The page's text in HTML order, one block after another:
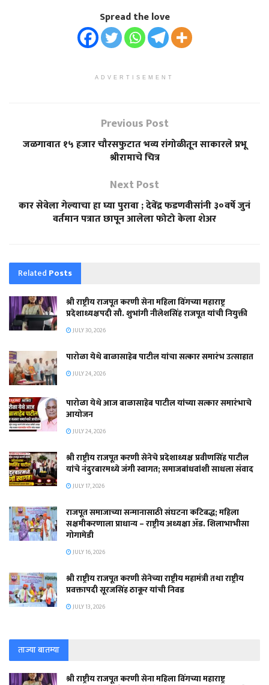
Spread the love
ADVERTISEMENT
Previous Post
जळगावात १५ हजार चौरसफुटात भव्य रांगोळीतून साकारले प्रभू
श्रीरामाचे चित्र
Next Post
कार सेवेला गेल्याचा हा घ्या पुरावा ; देवेंद्र फडणवीसांनी ३०वर्षे जुनं
वर्तमान पत्रात छापून आलेला फोटो केला शेअर
Related Posts
श्री राष्ट्रीय राजपूत करणी सेना महिला विंगच्या महाराष्ट्र
प्रदेशाध्यक्षपदी सौ. शुभांगी नीलेशसिंह राजपूत यांची नियुक्ती
JULY 30, 2026
पारोळा येथे बाळासाहेब पाटील यांचा सत्कार समारंभ उत्साहात
JULY 24, 2026
पारोळा येथे आज बाळासाहेब पाटील यांच्या सत्कार समारंभाचे
आयोजन
JULY 24, 2026
श्री राष्ट्रीय राजपूत करणी सेनेचे प्रदेशाध्यक्ष प्रवीणसिंह पाटील
यांचे नंदुरबारमध्ये जंगी स्वागत; समाजबांधवांशी साधला संवाद
JULY 17, 2026
राजपूत समाजाच्या सन्मानासाठी संघटना कटिबद्ध; महिला
सक्षमीकरणाला प्राधान्य – राष्ट्रीय अध्यक्षा ॲड. शिलाभाभीसा
गोगामेडी
JULY 16, 2026
श्री राष्ट्रीय राजपूत करणी सेनेच्या राष्ट्रीय महामंत्री तथा राष्ट्रीय
प्रवक्तापदी सूरजसिंह ठाकूर यांची निवड
JULY 13, 2026
ताज्या बातम्या
श्री राष्ट्रीय राजपूत करणी सेना महिला विंगच्या महाराष्ट्र